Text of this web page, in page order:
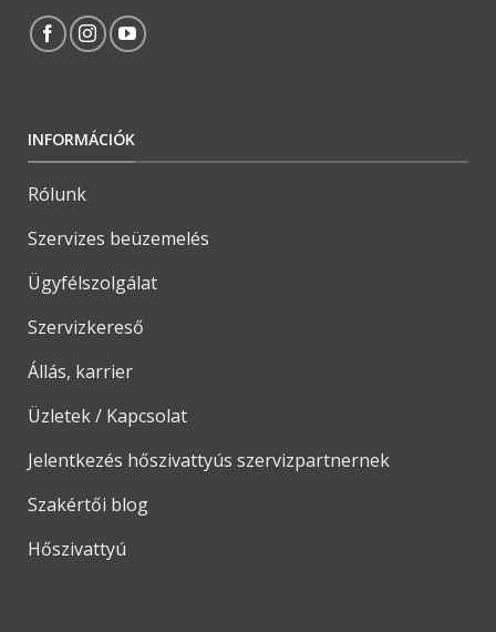
INFORMÁCIÓK
Rólunk
Szervizes beüzemelés
Ügyfélszolgálat
Szervizkereső
Állás, karrier
Üzletek / Kapcsolat
Jelentkezés hőszivattyús szervizpartnernek
Szakértői blog
Hőszivattyú